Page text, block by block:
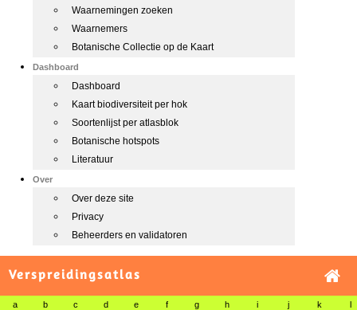
Waarnemingen zoeken
Waarnemers
Botanische Collectie op de Kaart
Dashboard
Dashboard
Kaart biodiversiteit per hok
Soortenlijst per atlasblok
Botanische hotspots
Literatuur
Over
Over deze site
Privacy
Beheerders en validatoren
Verspreidingsatlas
a b c d e f g h i j k l